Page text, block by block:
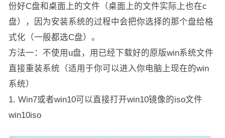
份好C盘和桌面上的文件（桌面上的文件实际上也在c
盘），因为安装系统的过程中会把你选择的那个盘给格
式化（一般都选C盘）。
方法一：不使用u盘，用已经下载好的原版win系统文件
直接重装系统（适用于你可以进入你电脑上现在的win
系统）
1. Win7或者win10可以直接打开win10镜像的iso文件
win10iso